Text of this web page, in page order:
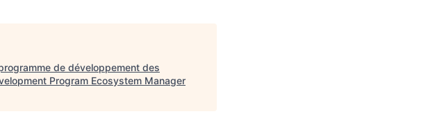
de développement des
Program Ecosystem Manager